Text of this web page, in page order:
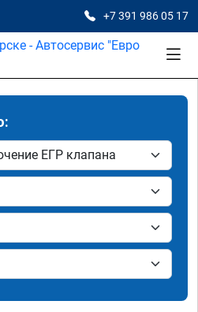
+7 391 986 05 17